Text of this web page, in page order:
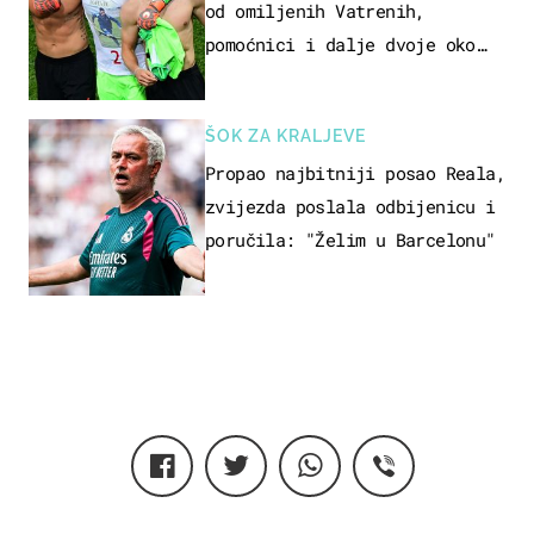
od omiljenih Vatrenih,
pomoćnici i dalje dvoje oko
ŠOK ZA KRALJEVE
Propao najbitniji posao Reala,
zvijezda poslala odbijenicu i
poručila: "Želim u Barcelonu"